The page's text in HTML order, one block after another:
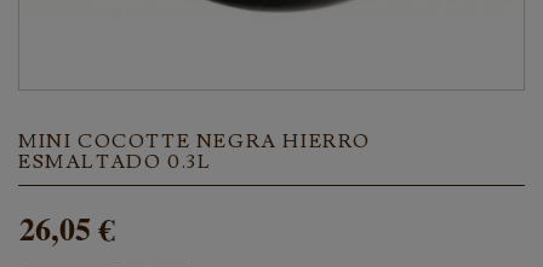
MINI COCOTTE NEGRA HIERRO
ESMALTADO 0.3L
26,05 €